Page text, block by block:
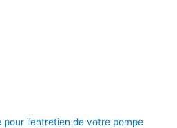
l’entretien de votre pompe